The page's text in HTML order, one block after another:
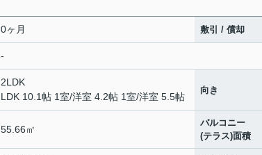
0ヶ月 敷引 / 償却
-
2LDK
LDK 10.1帖 1室/洋室 4.2帖 1室/洋室 5.5帖
向き
55.66㎡
バルコニー
(テラス)面積